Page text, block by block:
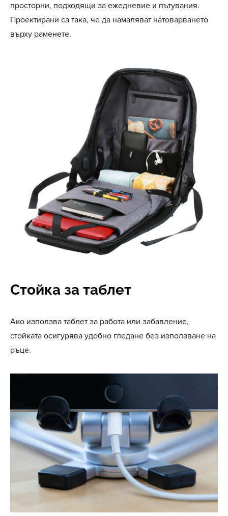
просторни, подходящи за ежедневие и пътувания.
Проектирани са така, че да намаляват натоварването
върху раменете.
Стойка за таблет
Ако използва таблет за работа или забавление,
стойката осигурява удобно гледане без използване на
ръце.